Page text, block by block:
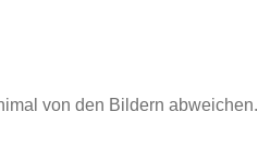
von den Bildern abweichen.